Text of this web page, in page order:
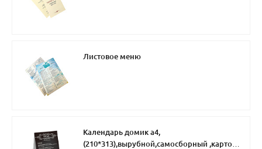
Листовое меню
Календарь домик а4,
(210*313),вырубной,самосборный ,картон